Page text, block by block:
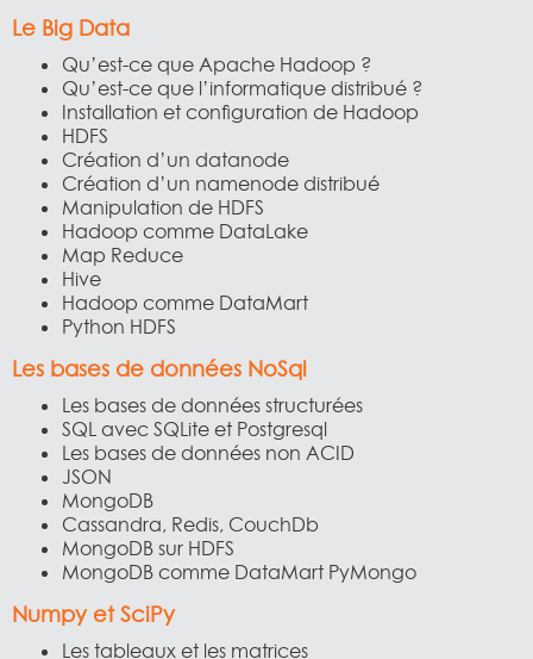
Le Big Data
Qu’est-ce que Apache Hadoop ?
Qu’est-ce que l’informatique distribué ?
Installation et configuration de Hadoop
HDFS
Création d’un datanode
Création d’un namenode distribué
Manipulation de HDFS
Hadoop comme DataLake
Map Reduce
Hive
Hadoop comme DataMart
Python HDFS
Les bases de données NoSql
Les bases de données structurées
SQL avec SQLite et Postgresql
Les bases de données non ACID
JSON
MongoDB
Cassandra, Redis, CouchDb
MongoDB sur HDFS
MongoDB comme DataMart PyMongo
Numpy et SciPy
Les tableaux et les matrices